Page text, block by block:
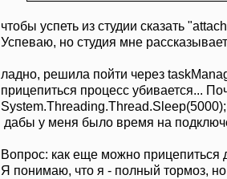
чтобы успеть из студии сказать
Успеваю, но студия мне
ладно, решила пойти через
прицепиться процесс убивается...
System.Threading.Thread.Sleep(5000);
дабы у меня было время на
Вопрос: как еще можно прицепиться
Я понимаю, что я - полный тормоз, но